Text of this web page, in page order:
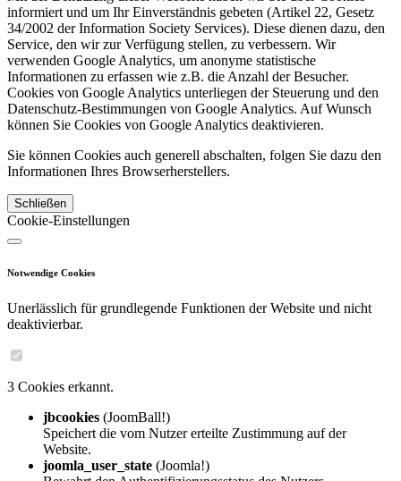
informiert und um Ihr Einverständnis gebeten (Artikel 22, Gesetz
34/2002 der Information Society Services). Diese dienen dazu, den
Service, den wir zur Verfügung stellen, zu verbessern. Wir
verwenden Google Analytics, um anonyme statistische
Informationen zu erfassen wie z.B. die Anzahl der Besucher.
Cookies von Google Analytics unterliegen der Steuerung und den
Datenschutz-Bestimmungen von Google Analytics. Auf Wunsch
können Sie Cookies von Google Analytics deaktivieren.
Sie können Cookies auch generell abschalten, folgen Sie dazu den
Informationen Ihres Browserherstellers.
Schließen
Cookie-Einstellungen
Notwendige Cookies
Unerlässlich für grundlegende Funktionen der Website und nicht
deaktivierbar.
3 Cookies erkannt.
jbcookies (JoomBall!)
Speichert die vom Nutzer erteilte Zustimmung auf der
Website.
joomla_user_state (Joomla!)